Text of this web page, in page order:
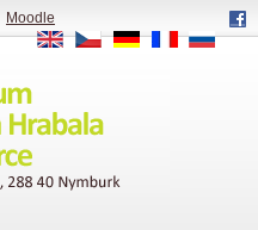
Moodle
EN
CS DE FR RU